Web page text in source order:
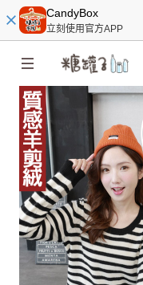
CandyBox
立刻使用官方APP